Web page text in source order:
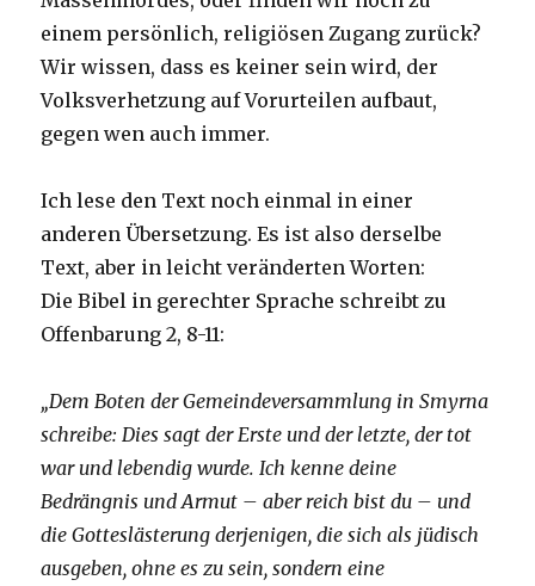
einem persönlich, religiösen Zugang zurück?
Wir wissen, dass es keiner sein wird, der
Volksverhetzung auf Vorurteilen aufbaut,
gegen wen auch immer.
Ich lese den Text noch einmal in einer
anderen Übersetzung. Es ist also derselbe
Text, aber in leicht veränderten Worten:
Die Bibel in gerechter Sprache schreibt zu
Offenbarung 2, 8-11:
„Dem Boten der Gemeindeversammlung in Smyrna
schreibe: Dies sagt der Erste und der letzte, der tot
war und lebendig wurde. Ich kenne deine
Bedrängnis und Armut – aber reich bist du – und
die Gotteslästerung derjenigen, die sich als jüdisch
ausgeben, ohne es zu sein, sondern eine